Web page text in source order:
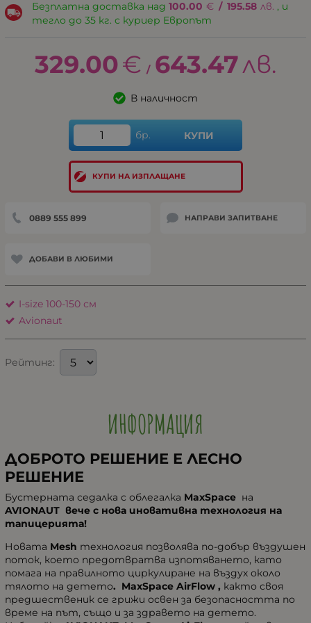
Безплатна доставка над 100.00 € / 195.58 лв. , и
тегло до 35 кг. с куриер Европът
329.00€ / 643.47лв.
В наличност
бр. КУПИ
КУПИ НА ИЗПЛАЩАНЕ
0889 555 899 НАПРАВИ ЗАПИТВАНЕ
ДОБАВИ В ЛЮБИМИ
I-size 100-150 см
Avionaut
Рейтинг:
ИНФОРМАЦИЯ
ДОБРОТО РЕШЕНИЕ Е ЛЕСНО
РЕШЕНИЕ
Бустерната седалка с облегалка MaxSpace на
AVIONAUT вече с нова иновативна технология на
тапицерията!
Новата Mesh технология позволява по-добър въздушен
поток, което предотвратва изпотяването, като
помага на правилното циркулиране на въздух около
тялото на детето. MaxSpace AirFlow , както своя
предшественик се грижи освен за безопасността по
време на път, също и за здравето на детето.